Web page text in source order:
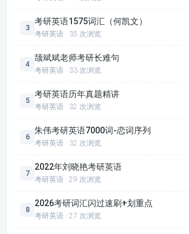
3
考研英语1575词汇（何凯文）
考研英语 · 35 次浏览
4
颉斌斌老师考研长难句
考研英语 · 33 次浏览
5
考研英语历年真题精讲
考研英语 · 32 次浏览
6
朱伟考研英语7000词-恋词序列
考研英语 · 32 次浏览
7
2022年刘晓艳考研英语
考研英语 · 29 次浏览
8
2026考研词汇闪过速刷+划重点
考研英语 · 27 次浏览